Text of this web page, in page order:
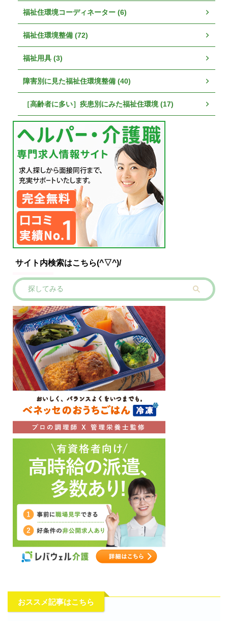
福祉住環境コーディネーター (6)
福祉住環境整備 (72)
福祉用具 (3)
障害別に見た福祉住環境整備 (40)
［高齢者に多い］疾患別にみた福祉住環境 (17)
サイト内検索はこちら(^▽^)/
おススメ記事はこちら